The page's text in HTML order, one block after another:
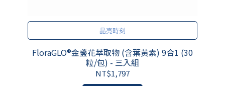
晶亮時刻
FloraGLO®金盞花萃取物 (含葉黃素) 9合1 (30
粒/包) - 三入組
NT$1,797